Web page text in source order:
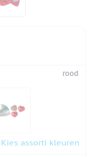
rood
Kies assorti kleuren